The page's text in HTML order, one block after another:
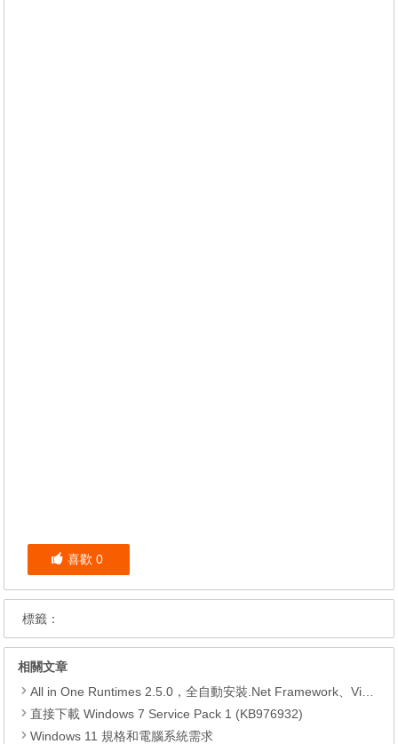
喜歡 0
標籤：
相關文章
All in One Runtimes 2.5.0，全自動安裝.Net Framework、Visual C++、DirectX、Flash Player、JRE
直接下載 Windows 7 Service Pack 1 (KB976932)
Windows 11 規格和電腦系統需求